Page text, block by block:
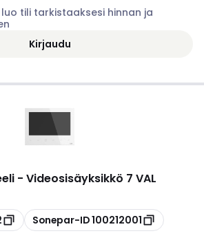
tili tarkistaaksesi hinnan ja
Kirjaudu
- Videosisäyksikkö 7 VAL
Kopioi
Sonepar-ID100212001